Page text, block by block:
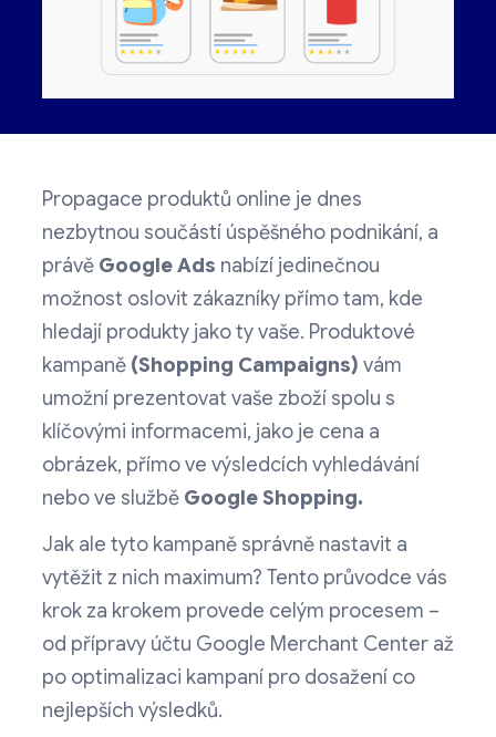
Propagace produktů online je dnes
nezbytnou součástí úspěšného podnikání, a
právě Google Ads nabízí jedinečnou
možnost oslovit zákazníky přímo tam, kde
hledají produkty jako ty vaše. Produktové
kampaně (Shopping Campaigns) vám
umožní prezentovat vaše zboží spolu s
klíčovými informacemi, jako je cena a
obrázek, přímo ve výsledcích vyhledávání
nebo ve službě Google Shopping.
Jak ale tyto kampaně správně nastavit a
vytěžit z nich maximum? Tento průvodce vás
krok za krokem provede celým procesem –
od přípravy účtu Google Merchant Center až
po optimalizaci kampaní pro dosažení co
nejlepších výsledků.